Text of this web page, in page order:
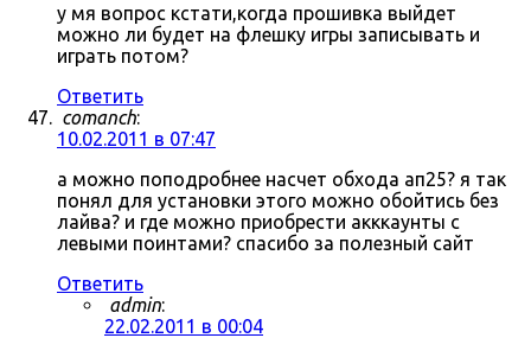
у мя вопрос кстати,когда прошивка выйдет
можно ли будет на флешку игры записывать и
играть потом?
Ответить
comanch:
10.02.2011 в 07:47
а можно поподробнее насчет обхода ап25? я так
понял для установки этого можно обойтись без
лайва? и где можно приобрести акккаунты с
левыми поинтами? спасибо за полезный сайт
Ответить
admin:
22.02.2011 в 00:04